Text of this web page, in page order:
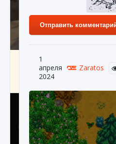
Как исправить
Honor
Отправить
1
апреля
2024
Zaratos